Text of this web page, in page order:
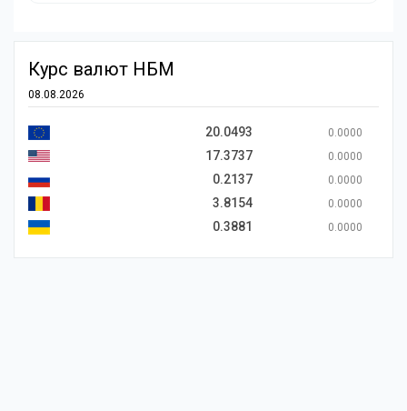
Курс валют НБМ
08.08.2026
20.0493 0.0000
17.3737 0.0000
0.2137 0.0000
3.8154 0.0000
0.3881 0.0000